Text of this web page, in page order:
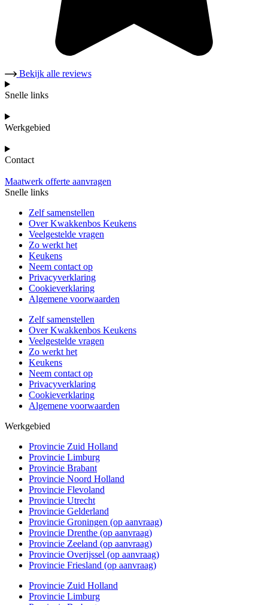
Bekijk alle reviews
Snelle links
Werkgebied
Contact
Maatwerk offerte aanvragen
Snelle links
Zelf samenstellen
Over Kwakkenbos Keukens
Veelgestelde vragen
Zo werkt het
Keukens
Neem contact op
Privacyverklaring
Cookieverklaring
Algemene voorwaarden
Zelf samenstellen
Over Kwakkenbos Keukens
Veelgestelde vragen
Zo werkt het
Keukens
Neem contact op
Privacyverklaring
Cookieverklaring
Algemene voorwaarden
Werkgebied
Provincie Zuid Holland
Provincie Limburg
Provincie Brabant
Provincie Noord Holland
Provincie Flevoland
Provincie Utrecht
Provincie Gelderland
Provincie Groningen (op aanvraag)
Provincie Drenthe (op aanvraag)
Provincie Zeeland (op aanvraag)
Provincie Overijssel (op aanvraag)
Provincie Friesland (op aanvraag)
Provincie Zuid Holland
Provincie Limburg